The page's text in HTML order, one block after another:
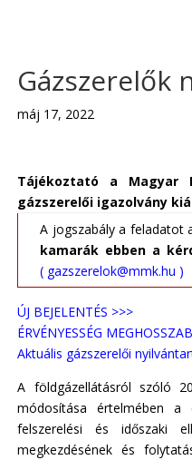
Gázszerelők
máj 17, 2022
Tájékoztató a Magyar
gázszerelői igazolvány
A jogszabály a feladatot
kamarák ebben a
( gazszerelok@mmk.hu )
ÚJ BEJELENTÉS >>>
ÉRVÉNYESSÉG
Aktuális gázszerelői
A földgázellátásról szóló
módosítása értelmében a
felszerelési és időszaki
megkezdésének és